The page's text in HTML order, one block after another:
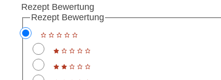
Rezept Bewertung
Rezept Bewertung